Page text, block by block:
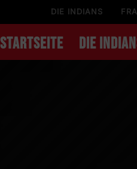
DIE INDIANS
STARTSEITE DIE